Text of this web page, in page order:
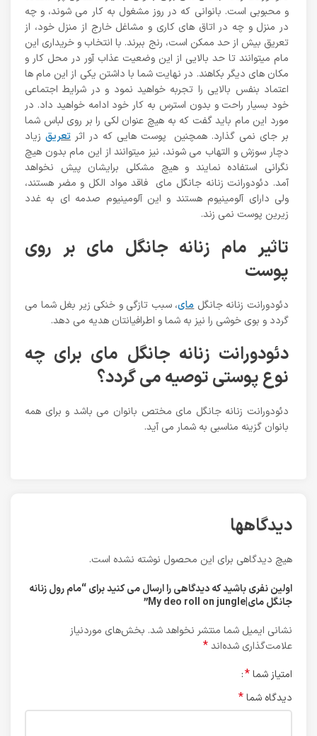
و محبوبی است. بانوانی که در روز مشغول به کار می شوند، و چه
در منزل و چه در اتاق های کاری و مشاغل خارج از منزل خود، از
تعریق بیش از حد ممکن است، رنج ببرند. با انتخاب و خریداری این
مام میتوانند تا حد بالایی از این وضعیت عذاب آور در محل کار و
مکان های دیگر بکاهند. در نهایت شما با داشتن یکی از این مام ها
اعتماد بنفس بالایی را تجربه خواهید نمود و در شرایط اجتماعی
خود بسیار راحت و بدون استرس به کار خود ادامه خواهید داد. در
مورد این مام باید گفت که به هیچ عنوان لکی را بر روی لباس شما
بر جای نمی گذارد. همچنین پوست هایی که در اثرتعریق زیاد
دچار سوزش و التهاب می شوند، نیز میتوانند از این مام بدون هیچ
نگرانی استفاده نمایند و هیچ مشکلی برایشان پیش نخواهد
آمد. دئودورانت زنانه جانگل مای فاقد مواد الکل و مضر هستند،
ولی دارای آلومینیوم هستند و این آلومینیوم صدمه ای به غدد
زیرین پوست نمی زند.
تاثیر مام زنانه جانگل مای بر روی
پوست
دئودورانت زنانه جانگلمای، سبب تازگی و خنکی زیر بغل شما می
گردد و بوی خوشی را نیز به شما و اطرافیانتان هدیه می دهد.
دئودورانت زنانه جانگل مای برای چه
نوع پوستی توصیه می گردد؟
دئودورانت زنانه جانگل مای مختص بانوان می باشد و برای همه
بانوان گزینه مناسبی به شمار می آید.
دیدگاهها
هیچ دیدگاهی برای این محصول نوشته نشده است.
اولین نفری باشید که دیدگاهی را ارسال می کنید برای “مام رول زنانه
جانگل مای|My deo roll on jungle”
نشانی ایمیل شما منتشر نخواهد شد. بخش‌های موردنیاز
علامت‌گذاری شده‌اند*
امتیاز شما*
دیدگاه شما*